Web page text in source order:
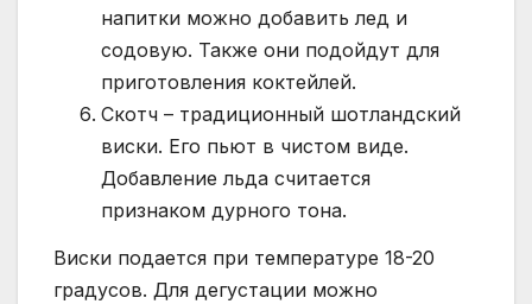
напитки можно добавить лед и
содовую. Также они подойдут для
приготовления коктейлей.
Скотч – традиционный шотландский
виски. Его пьют в чистом виде.
Добавление льда считается
признаком дурного тона.
Виски подается при температуре 18-20
градусов. Для дегустации можно